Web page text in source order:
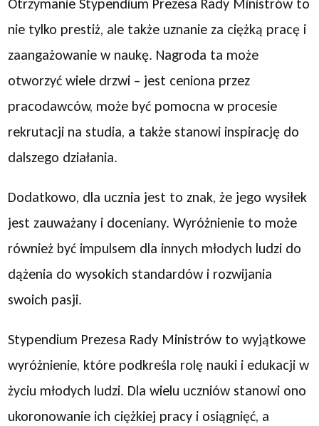
Otrzymanie Stypendium Prezesa Rady Ministrów to
nie tylko prestiż, ale także uznanie za ciężką pracę i
zaangażowanie w naukę. Nagroda ta może
otworzyć wiele drzwi – jest ceniona przez
pracodawców, może być pomocna w procesie
rekrutacji na studia, a także stanowi inspirację do
dalszego działania.
Dodatkowo, dla ucznia jest to znak, że jego wysiłek
jest zauważany i doceniany. Wyróżnienie to może
również być impulsem dla innych młodych ludzi do
dążenia do wysokich standardów i rozwijania
swoich pasji.
Stypendium Prezesa Rady Ministrów to wyjątkowe
wyróżnienie, które podkreśla rolę nauki i edukacji w
życiu młodych ludzi. Dla wielu uczniów stanowi ono
ukoronowanie ich ciężkiej pracy i osiągnięć, a